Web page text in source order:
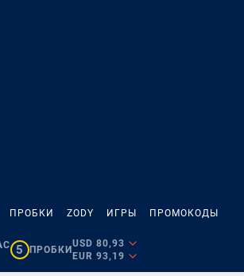
ПРОБКИ ZODY ИГРЫ ПРОМОКОДЫ
5 ПРОБКИ
USD 80,93
EUR 93,19